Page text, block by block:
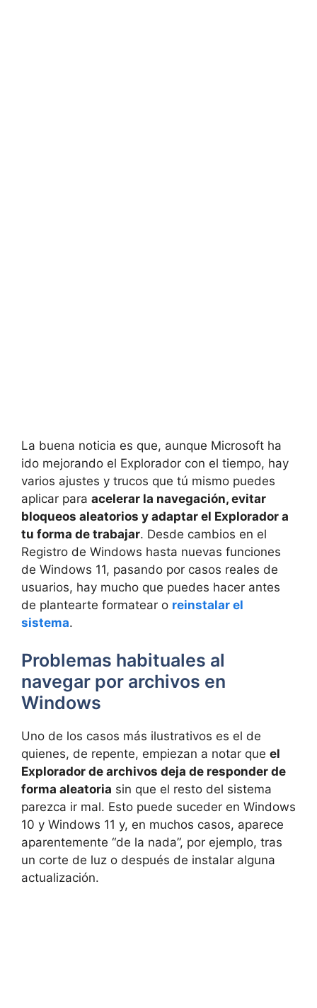
La buena noticia es que, aunque Microsoft ha
ido mejorando el Explorador con el tiempo, hay
varios ajustes y trucos que tú mismo puedes
aplicar para acelerar la navegación, evitar
bloqueos aleatorios y adaptar el Explorador a
tu forma de trabajar. Desde cambios en el
Registro de Windows hasta nuevas funciones
de Windows 11, pasando por casos reales de
usuarios, hay mucho que puedes hacer antes
de plantearte formatear o reinstalar el
sistema.
Problemas habituales al
navegar por archivos en
Windows
Uno de los casos más ilustrativos es el de
quienes, de repente, empiezan a notar que el
Explorador de archivos deja de responder de
forma aleatoria sin que el resto del sistema
parezca ir mal. Esto puede suceder en Windows
10 y Windows 11 y, en muchos casos, aparece
aparentemente “de la nada”, por ejemplo, tras
un corte de luz o después de instalar alguna
actualización.